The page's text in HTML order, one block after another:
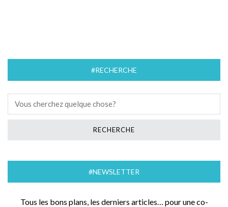
#RECHERCHE
#NEWSLETTER
Tous les bons plans, les derniers articles… pour une co-